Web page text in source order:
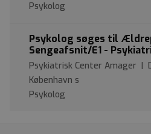
Psykolog
Psykolog søges til
Sengeafsnit/E1 -
Psykiatrisk Center Amager |
København s
Psykolog